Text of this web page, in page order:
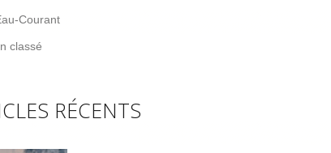
Courant
classé
RÉCENTS